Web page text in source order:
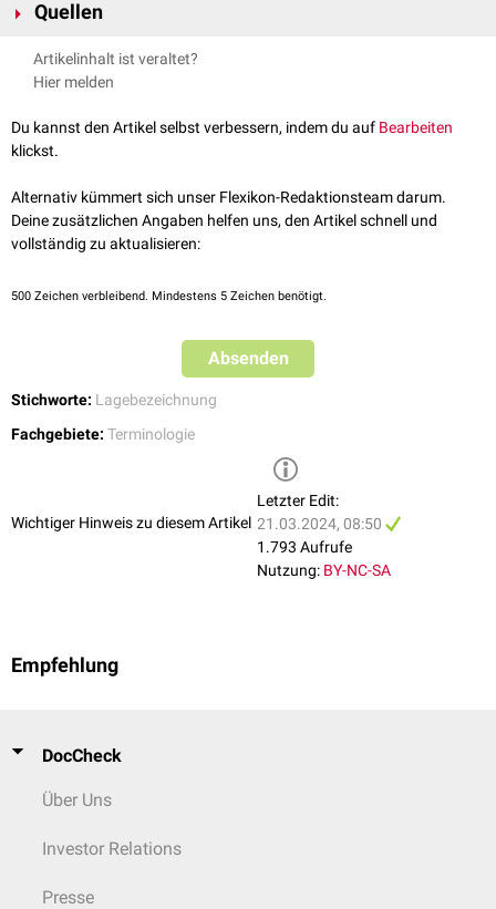
Quellen
wordsense.eu - Paraseptal
Artikelinhalt ist veraltet?
Hier melden
Du kannst den Artikel selbst verbessern, indem du auf Bearbeiten
klickst.
Alternativ kümmert sich unser Flexikon-Redaktionsteam darum.
Deine zusätzlichen Angaben helfen uns, den Artikel schnell und
vollständig zu aktualisieren:
500 Zeichen verbleibend. Mindestens 5 Zeichen benötigt.
Absenden
Stichworte: Lagebezeichnung
Fachgebiete: Terminologie
Wichtiger Hinweis zu diesem Artikel
Letzter Edit:
21.03.2024, 08:50
1.793 Aufrufe
Nutzung: BY-NC-SA
Empfehlung
DocCheck
Über Uns
Investor Relations
Presse